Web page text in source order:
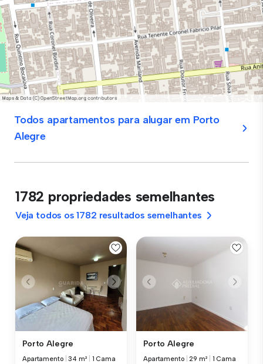
Todos apartamentos para alugar em Porto
Alegre
1782 propriedades semelhantes
Veja todos os 1782 resultados semelhantes
Porto Alegre
Apartamento |34 m² 1 Cama
Porto Alegre
Apartamento |29 m² 1 Cama